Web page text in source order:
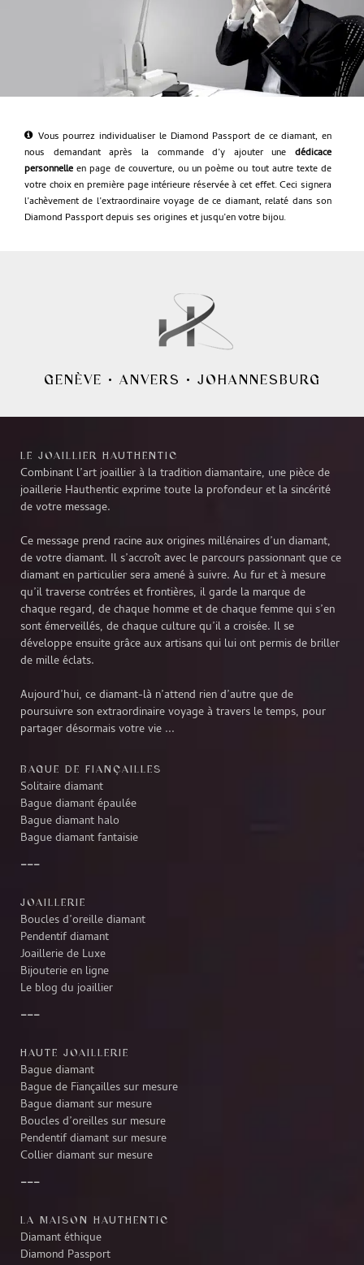
Vous pourrez individualiser le Diamond Passport de ce diamant, en
nous demandant après la commande d’y ajouter une dédicace
personnelle en page de couverture, ou un poème ou tout autre texte de
votre choix en première page intérieure réservée à cet effet. Ceci signera
l’achèvement de l’extraordinaire voyage de ce diamant, relaté dans son
Diamond Passport depuis ses origines et jusqu’en votre bijou.
GENÈVE • ANVERS • JOHANNESBURG
LE JOAILLIER HAUTHENTIC
Combinant l’art joaillier à la tradition diamantaire, une pièce de
joaillerie Hauthentic exprime toute la profondeur et la sincérité
de votre message.
Ce message prend racine aux origines millénaires d’un diamant,
de votre diamant. Il s’accroît avec le parcours passionnant que ce
diamant en particulier sera amené à suivre. Au fur et à mesure
qu’il traverse contrées et frontières, il garde la marque de
chaque regard, de chaque homme et de chaque femme qui s’en
sont émerveillés, de chaque culture qu’il a croisée. Il se
développe ensuite grâce aux artisans qui lui ont permis de briller
de mille éclats.
Aujourd’hui, ce diamant-là n’attend rien d’autre que de
poursuivre son extraordinaire voyage à travers le temps, pour
partager désormais votre vie ...
BAGUE DE FIANÇAILLES
Solitaire diamant
Bague diamant épaulée
Bague diamant halo
Bague diamant fantaisie
JOAILLERIE
Boucles d’oreille diamant
Pendentif diamant
Joaillerie de Luxe
Bijouterie en ligne
Le blog du joaillier
HAUTE JOAILLERIE
Bague diamant
Bague de Fiançailles sur mesure
Bague diamant sur mesure
Boucles d’oreilles sur mesure
Pendentif diamant sur mesure
Collier diamant sur mesure
LA MAISON HAUTHENTIC
Diamant éthique
Diamond Passport